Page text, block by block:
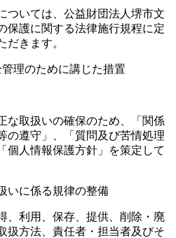
ついては、公益財団法人堺市文
保護に関する法律施行規程に定
だきます。
理のために講じた措置
な取扱いの確保のため、「関係
の遵守」、「質問及び苦情処理
個人情報保護方針」を策定して
いに係る規律の整備
、利用、保存、提供、削除・廃
扱方法、責任者・担当者及びそ